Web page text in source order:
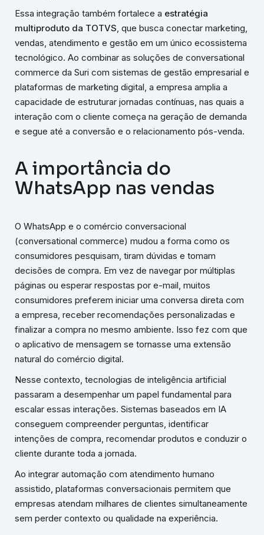
Essa integração também fortalece a estratégia
multiproduto da TOTVS, que busca conectar marketing,
vendas, atendimento e gestão em um único ecossistema
tecnológico. Ao combinar as soluções de conversational
commerce da Suri com sistemas de gestão empresarial e
plataformas de marketing digital, a empresa amplia a
capacidade de estruturar jornadas contínuas, nas quais a
interação com o cliente começa na geração de demanda
e segue até a conversão e o relacionamento pós-venda.
A importância do
WhatsApp nas vendas
O WhatsApp e o comércio conversacional
(conversational commerce) mudou a forma como os
consumidores pesquisam, tiram dúvidas e tomam
decisões de compra. Em vez de navegar por múltiplas
páginas ou esperar respostas por e-mail, muitos
consumidores preferem iniciar uma conversa direta com
a empresa, receber recomendações personalizadas e
finalizar a compra no mesmo ambiente. Isso fez com que
o aplicativo de mensagem se tornasse uma extensão
natural do comércio digital.
Nesse contexto, tecnologias de inteligência artificial
passaram a desempenhar um papel fundamental para
escalar essas interações. Sistemas baseados em IA
conseguem compreender perguntas, identificar
intenções de compra, recomendar produtos e conduzir o
cliente durante toda a jornada.
Ao integrar automação com atendimento humano
assistido, plataformas conversacionais permitem que
empresas atendam milhares de clientes simultaneamente
sem perder contexto ou qualidade na experiência.